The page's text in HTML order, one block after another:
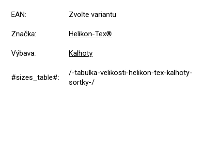
EAN: Zvolte variantu
Značka: Helikon-Tex®
Výbava: Kalhoty
#sizes_table#:
/-tabulka-velikosti-helikon-tex-kalhoty-
sortky-/